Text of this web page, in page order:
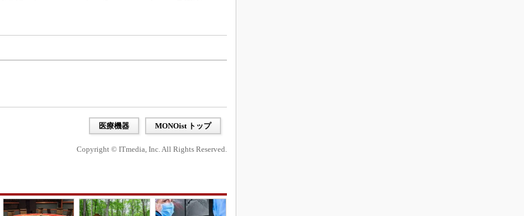
医療機器 MONOist トップ
Copyright © ITmedia, Inc. All Rights Reserved.